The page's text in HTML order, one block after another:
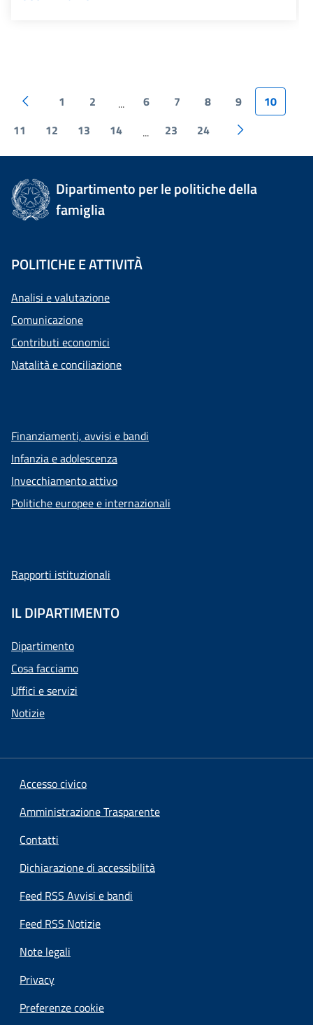
1 2 ... 6 7 8 9
10
11
12 13 14 ... 23 24
Dipartimento per le politiche della
famiglia
POLITICHE E ATTIVITÀ
Analisi e valutazione
Comunicazione
Contributi economici
Natalità e conciliazione
Finanziamenti, avvisi e bandi
Infanzia e adolescenza
Invecchiamento attivo
Politiche europee e internazionali
Rapporti istituzionali
IL DIPARTIMENTO
Dipartimento
Cosa facciamo
Uffici e servizi
Notizie
Accesso civico
Amministrazione Trasparente
Contatti
Dichiarazione di accessibilità
Feed RSS Avvisi e bandi
Feed RSS Notizie
Note legali
Privacy
Preferenze cookie